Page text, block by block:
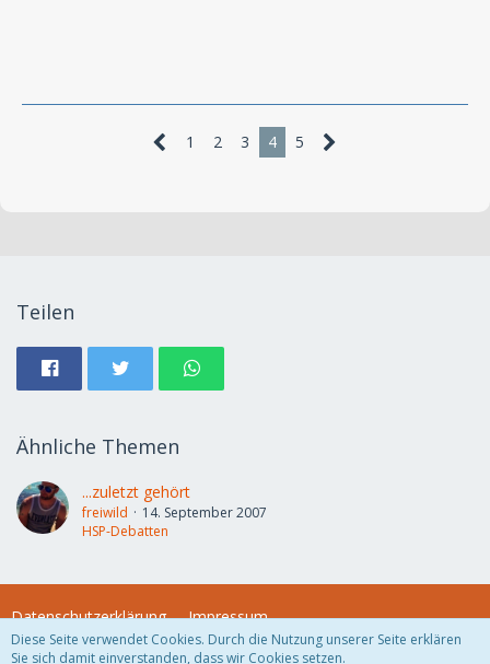
1 2 3 4 5
Teilen
Ähnliche Themen
...zuletzt gehört
freiwild
14. September 2007
HSP-Debatten
Datenschutzerklärung Impressum
Diese Seite verwendet Cookies. Durch die Nutzung unserer Seite erklären
Sie sich damit einverstanden, dass wir Cookies setzen.